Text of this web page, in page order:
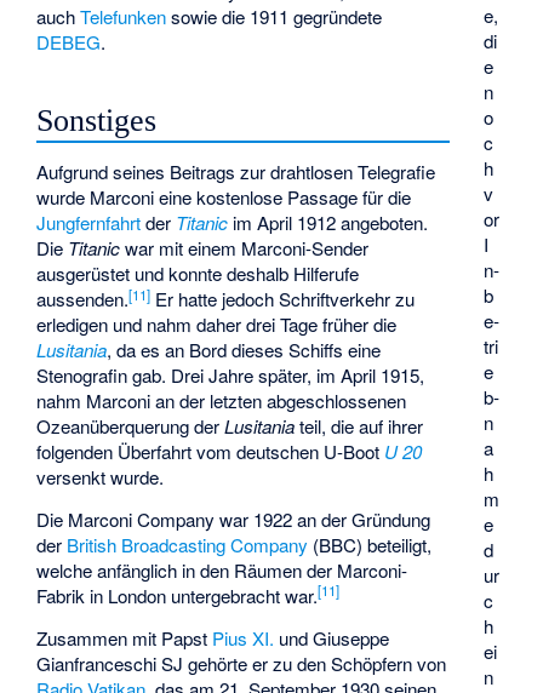
e,
di
e
n
o
c
h
v
or
I
n­
b
e­
tri
e
b­
n
a
h
m
e
d
ur
c
h
ei
n
auchTelefunkensowie die 1911 gegründete
DEBEG.
Sonstiges
Aufgrund seines Beitrags zur drahtlosen Telegrafie
wurde Marconi eine kostenlose Passage für die
Jungfernfahrtder Titanic im April 1912 angeboten.
Die Titanicwar mit einem Marconi-Sender
ausgerüstet und konnte deshalb Hilferufe
aussenden.[11] Er hatte jedoch Schriftverkehr zu
erledigen und nahm daher drei Tage früher die
Lusitania, da es an Bord dieses Schiffs eine
Stenografin gab. Drei Jahre später, im April 1915,
nahm Marconi an der letzten abgeschlossenen
Ozeanüberquerung derLusitaniateil, die auf ihrer
folgenden Überfahrt vom deutschen U-Boot U 20
versenkt wurde.
Die Marconi Company war 1922 an der Gründung
der British Broadcasting Company (BBC) beteiligt,
welche anfänglich in den Räumen der Marconi-
Fabrik in London untergebracht war.[11]
Zusammen mit Papst Pius XI. undGiuseppe
GianfranceschiSJ gehörte er zu den Schöpfern von